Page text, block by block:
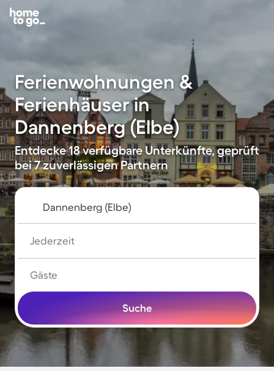
Ferienwohnungen &
Ferienhäuser in
Dannenberg (Elbe)
Entdecke 18 verfügbare Unterkünfte, geprüft
bei 7 zuverlässigen Partnern
Jederzeit
Gäste
Suche